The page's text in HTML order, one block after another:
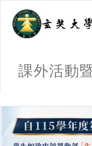
課外活動